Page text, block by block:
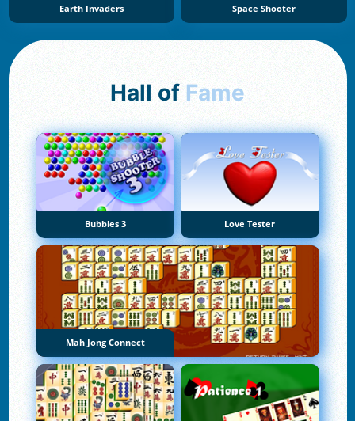
Earth Invaders Space Shooter
Hall of Fame
Bubbles 3 Love Tester
Mah Jong Connect